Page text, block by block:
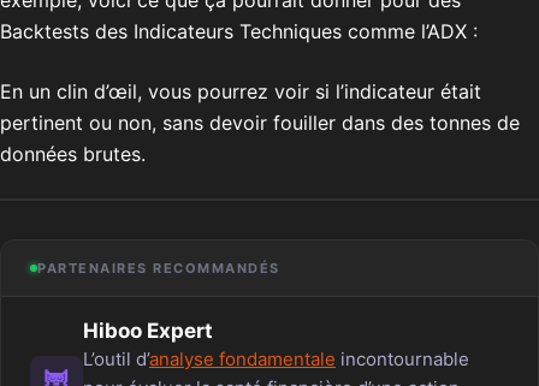
Backtests des Indicateurs Techniques comme l’ADX :
En un clin d’œil, vous pourrez voir si l’indicateur était
pertinent ou non, sans devoir fouiller dans des tonnes de
données brutes.
PARTENAIRES RECOMMANDÉS
Hiboo Expert
L’outil d’analyse fondamentale incontournable